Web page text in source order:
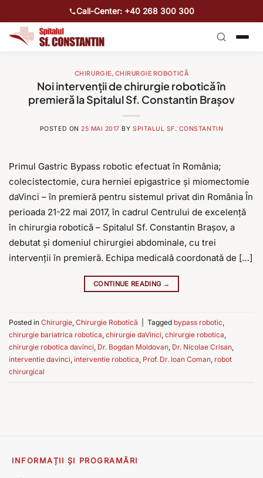
Call-Center: +40 268 300 300
CHIRURGIE, CHIRURGIE ROBOTICĂ
Noi intervenții de chirurgie robotică în
premieră la Spitalul Sf. Constantin Brașov
POSTED ON25 MAI 2017 BYSPITALUL SF. CONSTANTIN
Primul Gastric Bypass robotic efectuat în România;
colecistectomie, cura herniei epigastrice și miomectomie
daVinci – în premieră pentru sistemul privat din România În
perioada 21-22 mai 2017, în cadrul Centrului de excelență
în chirurgia robotică – Spitalul Sf. Constantin Brașov, a
debutat și domeniul chirurgiei abdominale, cu trei
intervenții în premieră. Echipa medicală coordonată de […]
CONTINUE READING →
Posted in Chirurgie, Chirurgie Robotică Tagged bypass robotic,
chirurgie bariatrica robotica, chirurgie daVinci, chirurgie robotica,
chirurgie robotica davinci, Dr. Bogdan Moldovan, Dr. Nicolae Crisan,
interventie davinci, interventie robotica, Prof. Dr. Ioan Coman, robot
chirurgical
INFORMAȚII ȘI PROGRAMĂRI